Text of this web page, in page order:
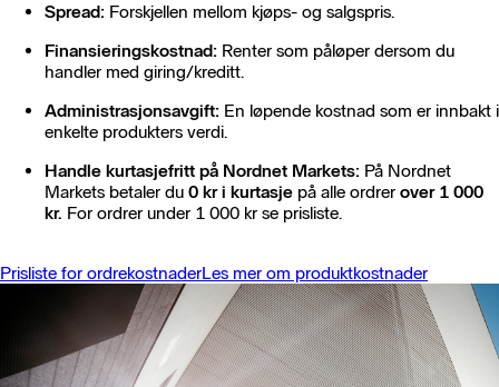
Spread: Forskjellen mellom kjøps- og salgspris.
Finansieringskostnad: Renter som påløper dersom du
handler med giring/kreditt.
Administrasjonsavgift: En løpende kostnad som er innbakt i
enkelte produkters verdi.
Handle kurtasjefritt på Nordnet Markets: På Nordnet
Markets betaler du 0 kr i kurtasje på alle ordrer over 1 000
kr. For ordrer under 1 000 kr se prisliste.
Prisliste for ordrekostnaderLes mer om produktkostnader